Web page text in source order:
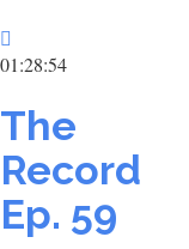
01:28:54
The
Record
Ep. 59